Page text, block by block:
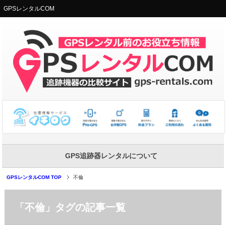
GPSレンタルCOM
GPS追跡器レンタルについて
GPSレンタルCOM TOP 不倫
「不倫」タグの記事一覧